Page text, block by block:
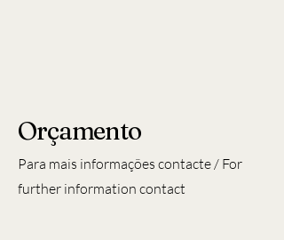
Orçamento
Para mais informações contacte / For
further information contact